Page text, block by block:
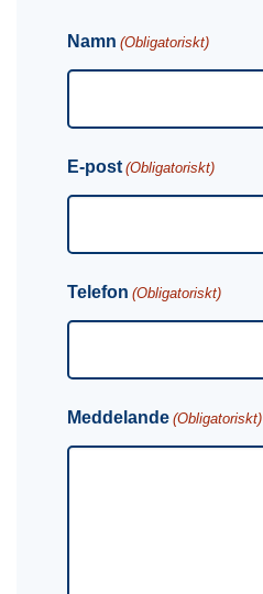
Namn (Obligatoriskt)
E-post (Obligatoriskt)
Telefon (Obligatoriskt)
Meddelande (Obligatoriskt)